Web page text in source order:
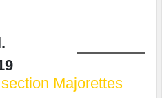
Majorettes